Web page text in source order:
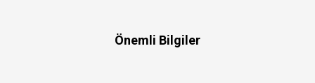
Önemli Bilgiler